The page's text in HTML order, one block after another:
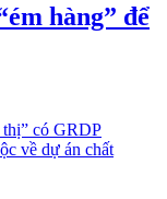
hàng” để